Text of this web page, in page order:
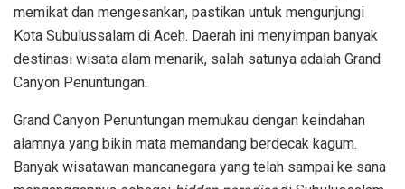
memikat dan mengesankan, pastikan untuk mengunjungi
Kota Subulussalam di Aceh. Daerah ini menyimpan banyak
destinasi wisata alam menarik, salah satunya adalah Grand
Canyon Penuntungan.
Grand Canyon Penuntungan memukau dengan keindahan
alamnya yang bikin mata memandang berdecak kagum.
Banyak wisatawan mancanegara yang telah sampai ke sana